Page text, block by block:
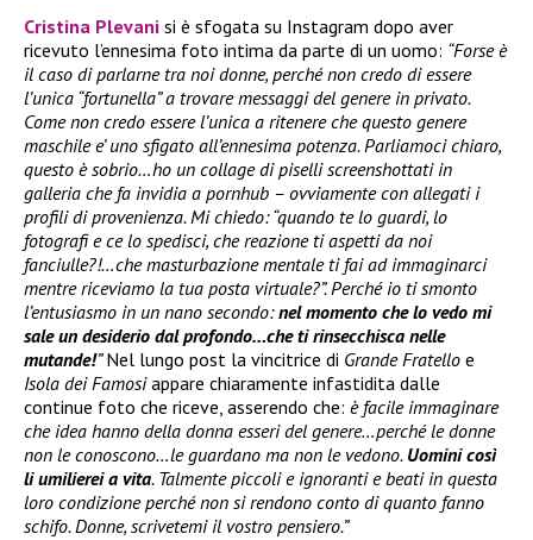
Cristina Plevani si è sfogata su Instagram dopo aver
ricevuto l’ennesima foto intima da parte di un uomo: “Forse è
il caso di parlarne tra noi donne, perché non credo di essere
l’unica “fortunella” a trovare messaggi del genere in privato.
Come non credo essere l’unica a ritenere che questo genere
maschile e’ uno sfigato all’ennesima potenza. Parliamoci chiaro,
questo è sobrio…ho un collage di piselli screenshottati in
galleria che fa invidia a pornhub – ovviamente con allegati i
profili di provenienza. Mi chiedo: “quando te lo guardi, lo
fotografi e ce lo spedisci, che reazione ti aspetti da noi
fanciulle?!…che masturbazione mentale ti fai ad immaginarci
mentre riceviamo la tua posta virtuale?”. Perché io ti smonto
l’entusiasmo in un nano secondo:nel momento che lo vedo mi
sale un desiderio dal profondo…che ti rinsecchisca nelle
mutande!”Nel lungo post la vincitrice di Grande Fratello e
Isola dei Famosiappare chiaramente infastidita dalle
continue foto che riceve, asserendo che: è facile immaginare
che idea hanno della donna esseri del genere…perché le donne
non le conoscono…le guardano ma non le vedono. Uomini così
li umilierei a vita. Talmente piccoli e ignoranti e beati in questa
loro condizione perché non si rendono conto di quanto fanno
schifo. Donne, scrivetemi il vostro pensiero.”